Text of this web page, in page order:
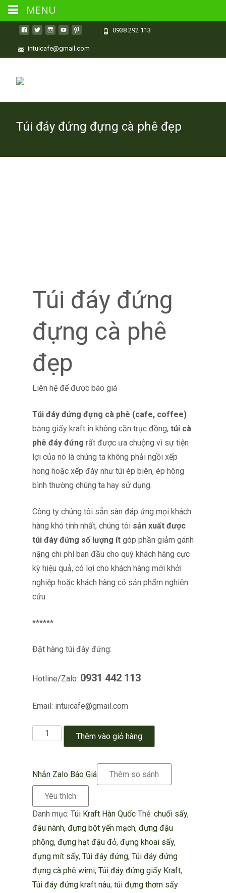
0938 292 113
intuicafe@gmail.com
Túi đáy đứng đựng cà phê đẹp
Túi đáy đứng
đựng cà phê
đẹp
Liên hệ để được báo giá
Túi đáy đứng đựng cà phê (cafe, coffee)
bằng giấy kraft in không cần trục đồng, túi cà
phê đáy đứng rất được ưa chuộng vì sự tiện
lợi của nó là chúng ta không phải ngồi xếp
hong hoặc xếp đáy như túi ép biên, ép hông
bình thường chúng ta hay sử dụng.
Công ty chúng tôi sẵn sàn đáp ứng mọi khách
hàng khó tính nhất, chúng tôi sản xuất được
túi đáy đứng số lượng ít góp phần giảm gánh
nặng chi phí ban đầu cho quý khách hàng cực
kỳ hiệu quả, có lợi cho khách hàng mới khởi
nghiệp hoặc khách hàng có sản phẩm nghiên
cứu.
******
Đặt hàng túi đáy đứng:
Hotline/Zalo: 0931 442 113
Email: intuicafe@gmail.com
đựng
cà
đẹp
số
lượng
Thêm vào giỏ hàng
Nhắn Zalo Báo Giá Thêm so sánh
Yêu thích
Danh mục: Túi Kraft Hàn Quốc Thẻ: chuối sấy,
đậu nành, đựng bột yến mạch, đựng đậu
phộng, đựng hạt đậu đỏ, đựng khoai sấy,
đựng mít sấy, Túi đáy đứng, Túi đáy đứng
đựng cà phê wimi, Túi đáy đứng giấy Kraft,
Túi đáy đứng kraft nâu, túi đựng thơm sấy
MENU